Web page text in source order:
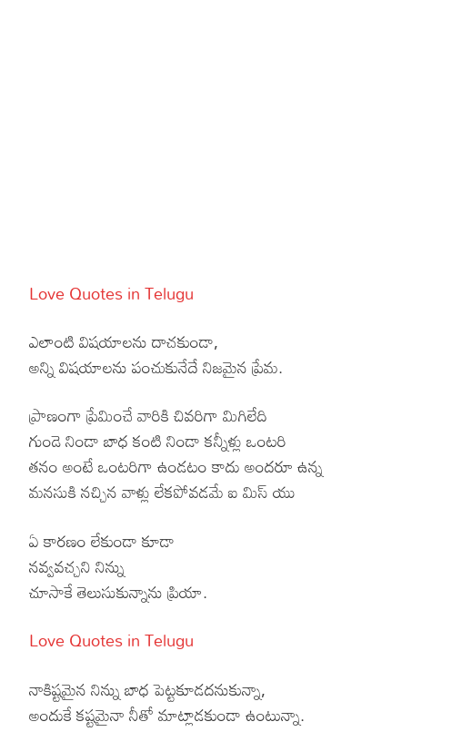
Love Quotes in Telugu
ఎలాంటి విషయాలను దాచకుండా,
అన్ని విషయాలను పంచుకునేదే నిజమైన ప్రేమ.
ప్రాణంగా ప్రేమించే వారికి చివరిగా మిగిలేది
గుండె నిండా బాధ కంటి నిండా కన్నీళ్లు ఒంటరి
తనం అంటే ఒంటరిగా ఉండటం కాదు అందరూ ఉన్న
మనసుకి నచ్చిన వాళ్లు లేకపోవడమే ఐ మిస్ యు
ఏ కారణం లేకుండా కూడా
నవ్వవచ్చని నిన్ను
చూసాకే తెలుసుకున్నాను ప్రియా.
Love Quotes in Telugu
నాకిష్టమైన నిన్ను బాధ పెట్టకూడదనుకున్నా,
అందుకే కష్టమైనా నీతో మాట్లాడకుండా ఉంటున్నా.